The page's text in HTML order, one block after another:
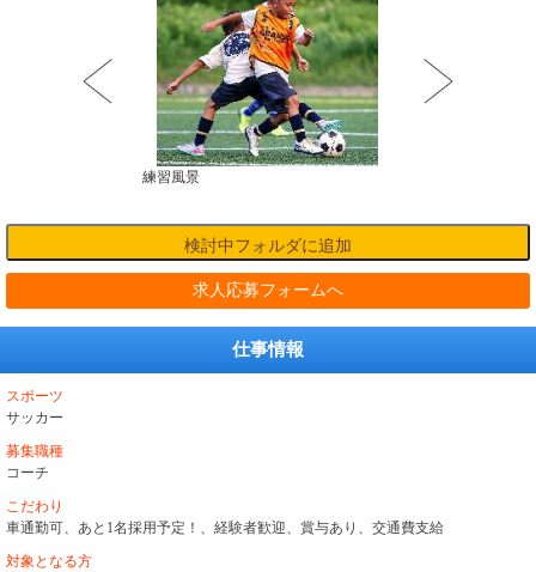
練習風景
求人応募フォームへ
仕事情報
スポーツ
サッカー
募集職種
コーチ
こだわり
車通勤可、あと1名採用予定！、経験者歓迎、賞与あり、交通費支給
対象となる方